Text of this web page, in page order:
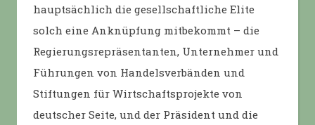
hauptsächlich die gesellschaftliche Elite
solch eine Anknüpfung mitbekommt – die
Regierungsrepräsentanten, Unternehmer und
Führungen von Handelsverbänden und
Stiftungen für Wirtschaftsprojekte von
deutscher Seite, und der Präsident und die